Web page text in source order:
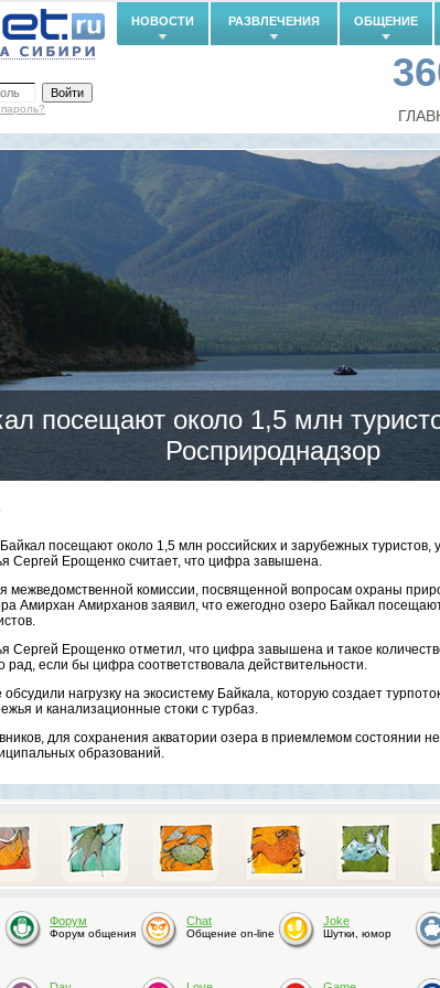
НОВОСТИ РАЗВЛЕЧЕНИЯ ОБЩЕНИЕ
посещают около 1,5 млн
Росприроднадзор
посещают около 1,5 млн российских и зарубежных туристов,
Сергей Ерощенко считает, что цифра завышена.
межведомственной комиссии, посвященной вопросам охраны
Амирхан Амирханов заявил, что ежегодно озеро Байкал
Сергей Ерощенко отметил, что цифра завышена и такое
рад, если бы цифра соответствовала действительности.
нагрузку на экосистему Байкала, которую создает
и канализационные стоки с турбаз.
для сохранения акватории озера в приемлемом состоянии
образований.
Форум
Форум общения
Chat
Общение on-line
Joke
Шутки, юмор